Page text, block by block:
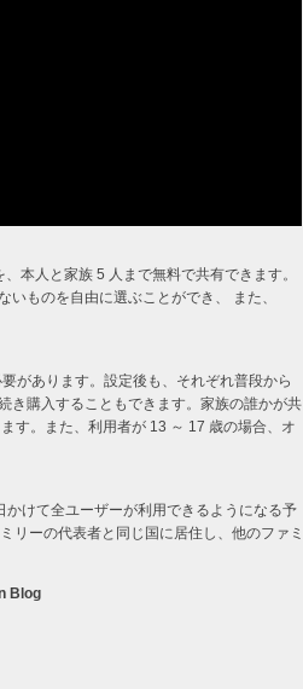
本人と家族 5 人まで無料で共有できます。
ものを自由に選ぶことができ、 また、
があります。設定後も、それぞれ普段から
き購入することもできます。家族の誰かが共
す。また、利用者が 13 ～ 17 歳の場合、オ
けて全ユーザーが利用できるようになる予
リーの代表者と同じ国に居住し、他のファミ
Blog